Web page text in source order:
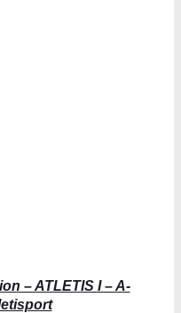
– ATLETIS I – A-